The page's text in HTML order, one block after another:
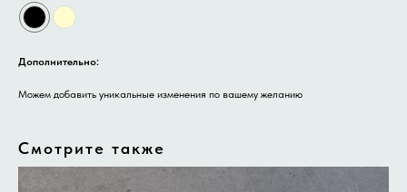
Дополнительно:
Можем добавить уникальные изменения по вашему желанию
Смотрите также